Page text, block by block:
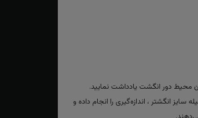
محیط دور انگشت یادداشت نمایید.
انگشتر ، اندازه‌گیری را انجام داده و